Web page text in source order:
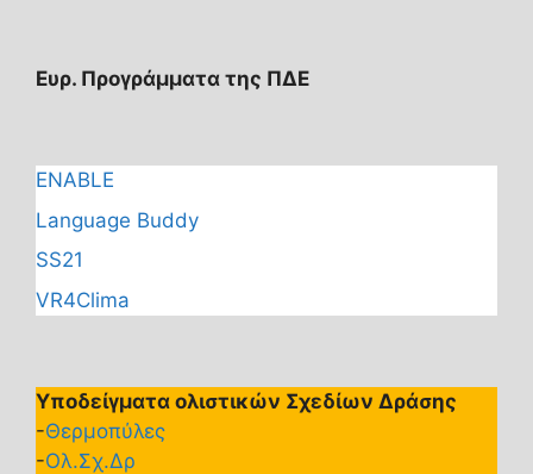
Ευρ. Προγράμματα της ΠΔΕ
ENABLE
Language Buddy
SS21
VR4Clima
Υποδείγματα ολιστικών Σχεδίων Δράσης
-Θερμοπύλες
-Ολ.Σχ.Δρ